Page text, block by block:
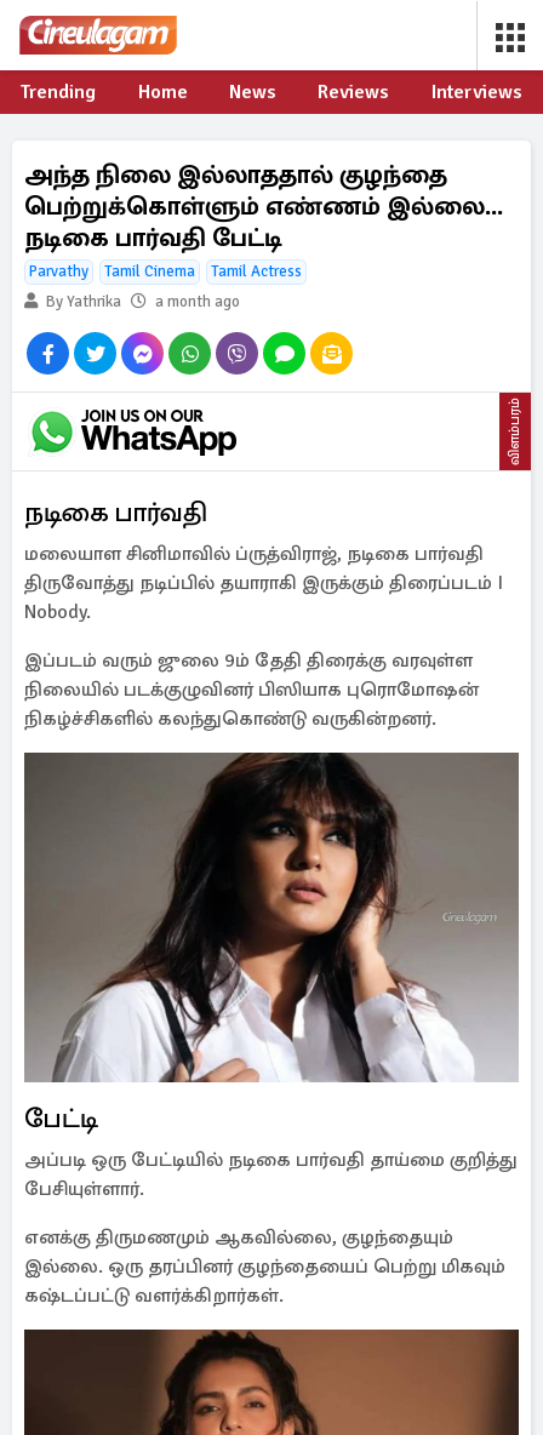
Trending Home News Reviews Interviews
அந்த நிலை இல்லாததால் குழந்தை
பெற்றுக்கொள்ளும் எண்ணம் இல்லை...
நடிகை பார்வதி பேட்டி
Parvathy Tamil Cinema
Tamil Actress
By Yathrika
a month ago
விளம்பரம்
நடிகை பார்வதி
மலையாள சினிமாவில் ப்ருத்விராஜ், நடிகை பார்வதி
திருவோத்து நடிப்பில் தயாராகி இருக்கும் திரைப்படம் I
Nobody.
இப்படம் வரும் ஜுலை 9ம் தேதி திரைக்கு வரவுள்ள
நிலையில் படக்குழுவினர் பிஸியாக புரொமோஷன்
நிகழ்ச்சிகளில் கலந்துகொண்டு வருகின்றனர்.
பேட்டி
அப்படி ஒரு பேட்டியில் நடிகை பார்வதி தாய்மை குறித்து
பேசியுள்ளார்.
எனக்கு திருமணமும் ஆகவில்லை, குழந்தையும்
இல்லை. ஒரு தரப்பினர் குழந்தையைப் பெற்று மிகவும்
கஷ்டப்பட்டு வளர்க்கிறார்கள்.